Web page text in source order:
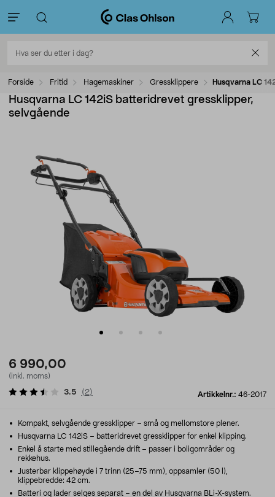
Forside Fritid Hagemaskiner Gressklippere Husqvarna LC
Husqvarna LC 142iS batteridrevet gressklipper,
selvgående
6 990,00
(inkl. moms)
Artikkelnr.: 46-2017
3.5 ( 2)
Kompakt, selvgående gressklipper – små og mellomstore plener.
Husqvarna LC 142iS – batteridrevet gressklipper for enkel klipping.
Enkel å starte med stillegående drift – passer i boligområder og
rekkehus.
Justerbar klippehøyde i 7 trinn (25–75 mm), oppsamler (50 l),
klippebredde: 42 cm.
Batteri og lader selges separat – en del av Husqvarna BLi-X-system.